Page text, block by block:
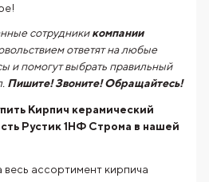
сотрудникикомпании
ответят на любые
и помогут выбрать правильный
Пишите! Звоните! Обращайтесь!
Кирпич керамический
Рустик 1НФ Строма в нашей
ассортимент кирпича